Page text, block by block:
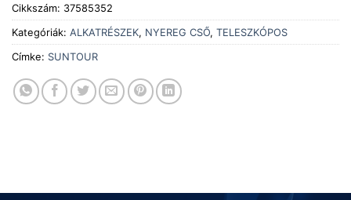
Cikkszám: 37585352
Kategóriák: ALKATRÉSZEK, NYEREG CSŐ, TELESZKÓPOS
Címke: SUNTOUR